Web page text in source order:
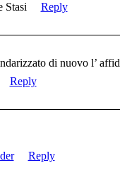
Stasi Reply
di nuovo l’
Reply
Reply